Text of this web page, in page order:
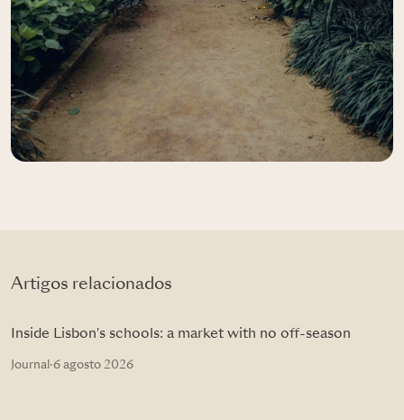
Artigos relacionados
Inside Lisbon's schools: a market with no off-season
Journal ·6 agosto 2026